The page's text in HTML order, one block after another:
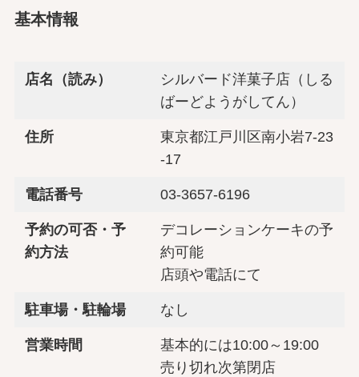
基本情報
店名（読み）
シルバード洋菓子店（しる
ばーどようがしてん）
住所
東京都江戸川区南小岩7-23
-17
電話番号 03-3657-6196
予約の可否・予
約方法
デコレーションケーキの予
約可能
店頭や電話にて
駐車場・駐輪場 なし
営業時間
基本的には10:00～19:00
売り切れ次第閉店